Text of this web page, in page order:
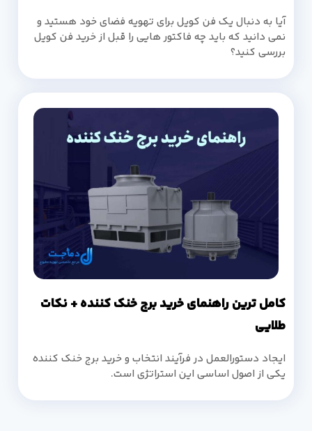
آیا به دنبال یک فن کویل برای تهویه فضای خود هستید و
نمی دانید که باید چه فاکتور هایی را قبل از خرید فن کویل
بررسی کنید؟
کامل ترین راهنمای خرید برج خنک کننده + نکات
طلایی
ایجاد دستورالعمل در فرآیند انتخاب و خرید برج خنک کننده
یکی از اصول اساسی این استراتژی است.